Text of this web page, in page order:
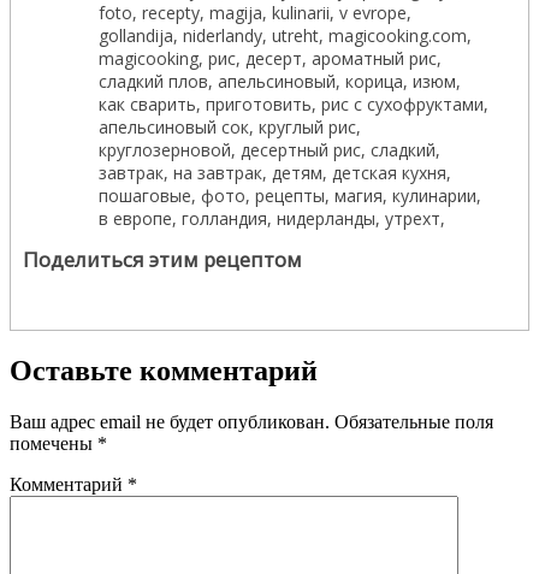
Поделиться этим рецептом
Оставьте комментарий
Ваш адрес email не будет опубликован. Обязательные поля
помечены *
Комментарий *